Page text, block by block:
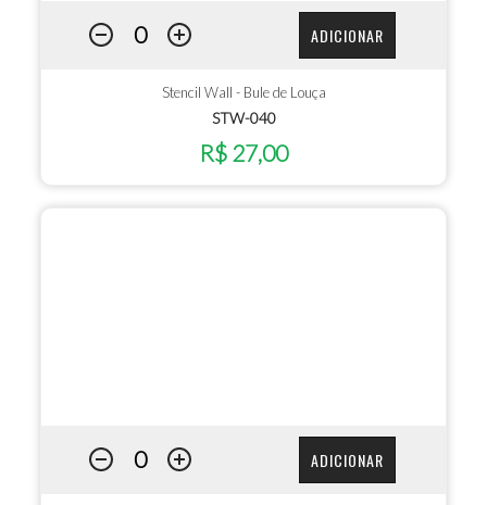
ADICIONAR
Stencil Wall - Bule de Louça
STW-040
R$ 27,00
ADICIONAR